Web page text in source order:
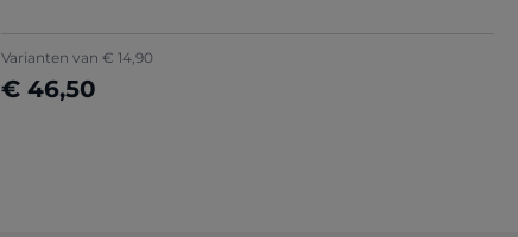
Varianten van € 14,90
€ 46,50
Nu configureren